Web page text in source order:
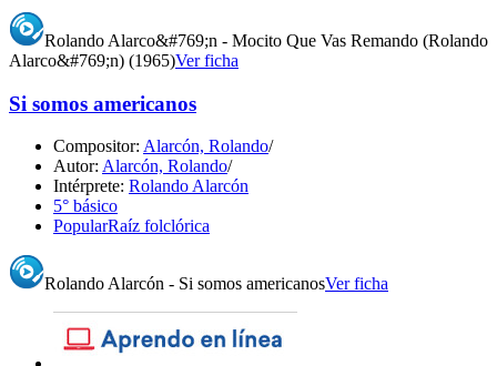
Rolando Alarco&#769;n - Mocito Que Vas Remando (Rolando
Alarco&#769;n) (1965)Ver ficha
Si somos americanos
Compositor: Alarcón, Rolando/
Autor: Alarcón, Rolando/
Intérprete: Rolando Alarcón
5° básico
PopularRaíz folclórica
Rolando Alarcón - Si somos americanosVer ficha